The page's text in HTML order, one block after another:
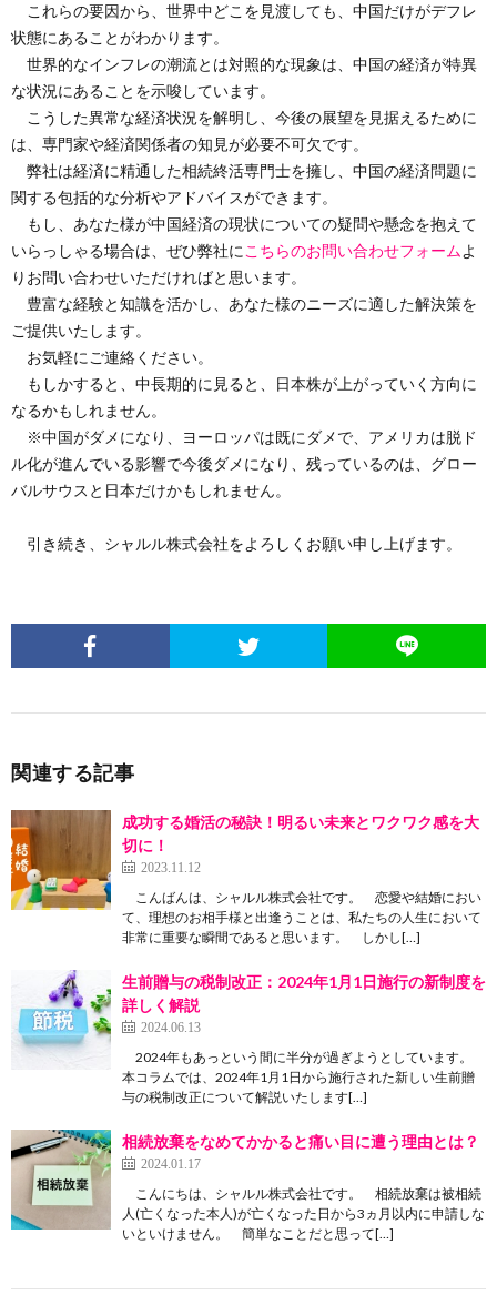
これらの要因から、世界中どこを見渡しても、中国だけがデフレ
状態にあることがわかります。
世界的なインフレの潮流とは対照的な現象は、中国の経済が特異
な状況にあることを示唆しています。
こうした異常な経済状況を解明し、今後の展望を見据えるために
は、専門家や経済関係者の知見が必要不可欠です。
弊社は経済に精通した相続終活専門士を擁し、中国の経済問題に
関する包括的な分析やアドバイスができます。
もし、あなた様が中国経済の現状についての疑問や懸念を抱えて
いらっしゃる場合は、ぜひ弊社に こちらのお問い合わせフォームよ
りお問い合わせいただければと思います。
豊富な経験と知識を活かし、あなた様のニーズに適した解決策を
ご提供いたします。
お気軽にご連絡ください。
もしかすると、中長期的に見ると、日本株が上がっていく方向に
なるかもしれません。
※中国がダメになり、ヨーロッパは既にダメで、アメリカは脱ド
ル化が進んでいる影響で今後ダメになり、残っているのは、グロー
バルサウスと日本だけかもしれません。
引き続き、シャルル株式会社をよろしくお願い申し上げます。
関連する記事
成功する婚活の秘訣！明るい未来とワクワク感を大
切に！
2023.11.12
こんばんは、シャルル株式会社です。 恋愛や結婚におい
て、理想のお相手様と出逢うことは、私たちの人生において
非常に重要な瞬間であると思います。 しかし[…]
生前贈与の税制改正：2024年1月1日施行の新制度を
詳しく解説
2024.06.13
2024年もあっという間に半分が過ぎようとしています。
本コラムでは、2024年1月1日から施行された新しい生前贈
与の税制改正について解説いたします[…]
相続放棄をなめてかかると痛い目に遭う理由とは？
2024.01.17
こんにちは、シャルル株式会社です。 相続放棄は被相続
人(亡くなった本人)が亡くなった日から3ヵ月以内に申請しな
いといけません。 簡単なことだと思って[…]